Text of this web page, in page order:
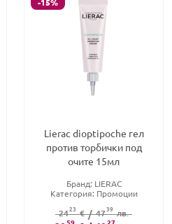
-15%
Lierac dioptipoche гел
против торбички под
очите 15мл
Бранд: LIERAC
Категория: Промоции
DIOPTIPOCHE
2423 € / 4739 лв.